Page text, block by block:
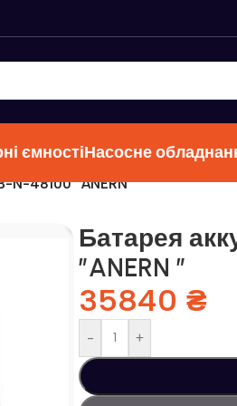
ємностіНасосне
N-48100 ”ANERN ”
Батарея
”ANERN ”
35840 ₴
- +